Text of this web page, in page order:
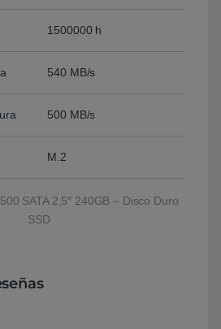
1500000 h
540 MB/s
500 MB/s
M.2
SATA 2,5″ 240GB – Disco Duro
SSD